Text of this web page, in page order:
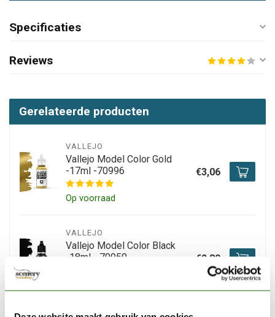
Specificaties
Reviews
Gerelateerde producten
VALLEJO
Vallejo Model Color Gold
-17ml -70996
Op voorraad
€3,06
VALLEJO
Vallejo Model Color Black
-18ml - 70950
€2,89